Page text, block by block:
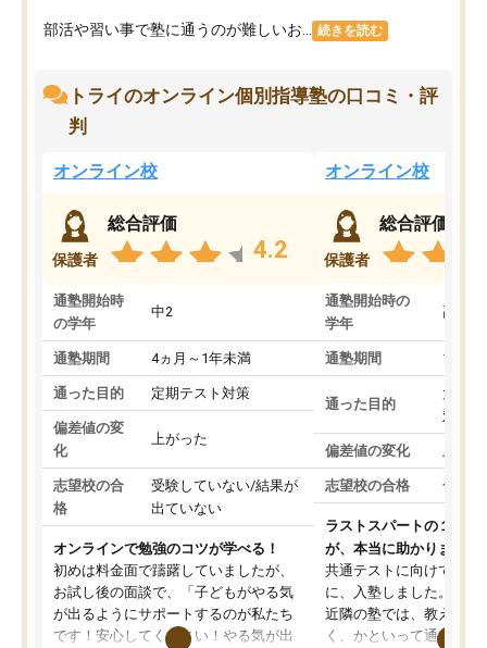
部活や習い事で塾に通うのが難しいお... 続きを読む
トライのオンライン個別指導塾の口コミ・評
判
オンライン校
保護者
総合評価
4.2
通塾開始時
の学年
中2
通塾期間 4ヵ月～1年未満
通った目的 定期テスト対策
偏差値の変
化
上がった
志望校の合
格
受験していない/結果が
出ていない
オンラインで勉強のコツが学べる！
初めは料金面で躊躇していましたが、
お試し後の面談で、「子どもがやる気
が出るようにサポートするのが私たち
です！安心してください！やる気が出
オンライン校
保護者
総合評価
通塾開始時の
学年
高3
通塾期間 1～3
通った目的
大学
対策
偏差値の変化 上が
志望校の合格 合格
ラストスパートの１か月
が、本当に助かりました
共通テストに向けての追
に、入塾しました。田舎
近隣の塾では、教えても
く、かといって通うには